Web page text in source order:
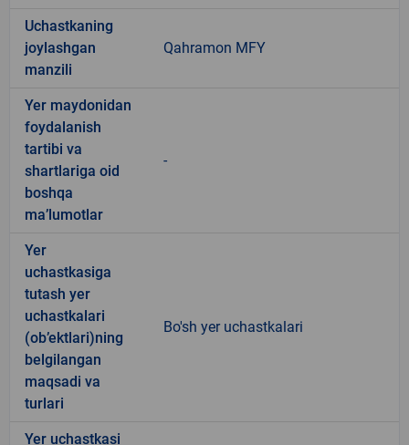
Uchastkaning
joylashgan
manzili
Qahramon MFY
Yer maydonidan
foydalanish
tartibi va
shartlariga oid
boshqa
ma’lumotlar
-
Yer
uchastkasiga
tutash yer
uchastkalari
(ob’ektlari)ning
belgilangan
maqsadi va
turlari
Bo'sh yer uchastkalari
Yer uchastkasi